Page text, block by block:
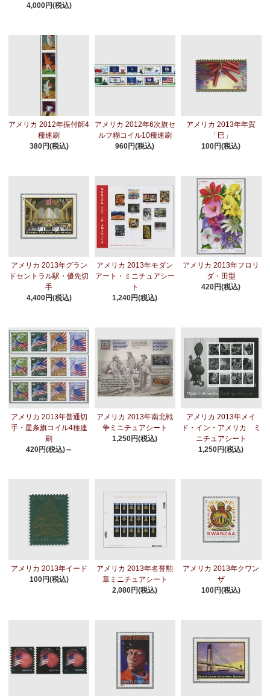
4,000円(税込)
アメリカ 2012年振付師4
種連刷
380円(税込)
アメリカ 2012年6次旗セ
ルフ糊コイル10種連刷
960円(税込)
アメリカ 2013年年賀
「巳」
100円(税込)
アメリカ 2013年グラン
ドセントラル駅・優先切
手
4,400円(税込)
アメリカ 2013年モダン
アート・ミニチュアシー
ト
1,240円(税込)
アメリカ 2013年フロリ
ダ・田型
420円(税込)
アメリカ 2013年普通切
手・星条旗コイル4種連
刷
420円(税込)～
アメリカ 2013年南北戦
争ミニチュアシート
1,250円(税込)
アメリカ 2013年メイ
ド・イン・アメリカ ミ
ニチュアシート
1,250円(税込)
アメリカ 2013年イード
100円(税込)
アメリカ 2013年名誉勲
章ミニチュアシート
2,080円(税込)
アメリカ 2013年クワン
ザ
100円(税込)